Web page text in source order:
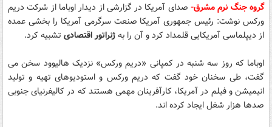
گروه جنگ نرم مشرق-صدای آمریکا در گزارشی از دیدار اوباما از شرکت دریم
ورکس نوشت: رئیس جمهوری آمریکا صنعت سرگرمی آمریکا را بخشی عمده
از دیپلماسی آمریکایی قلمداد کرد و آن را بهژنراتور اقتصادی تشبیه کرد.
اوباما که روز سه شنبه در کمپانی «دریم ورکس» نزدیک هالیوود سخن می
گفت، طی سخنان خود گفت که دریم ورکس و استودیوهای تهیه و تولید
انیمیشن و فیلم در آمریکا، کارآفرینان مهمی هستند که در کالیفرنیای جنوبی
صدها هزار شغل ایجاد کرده اند.